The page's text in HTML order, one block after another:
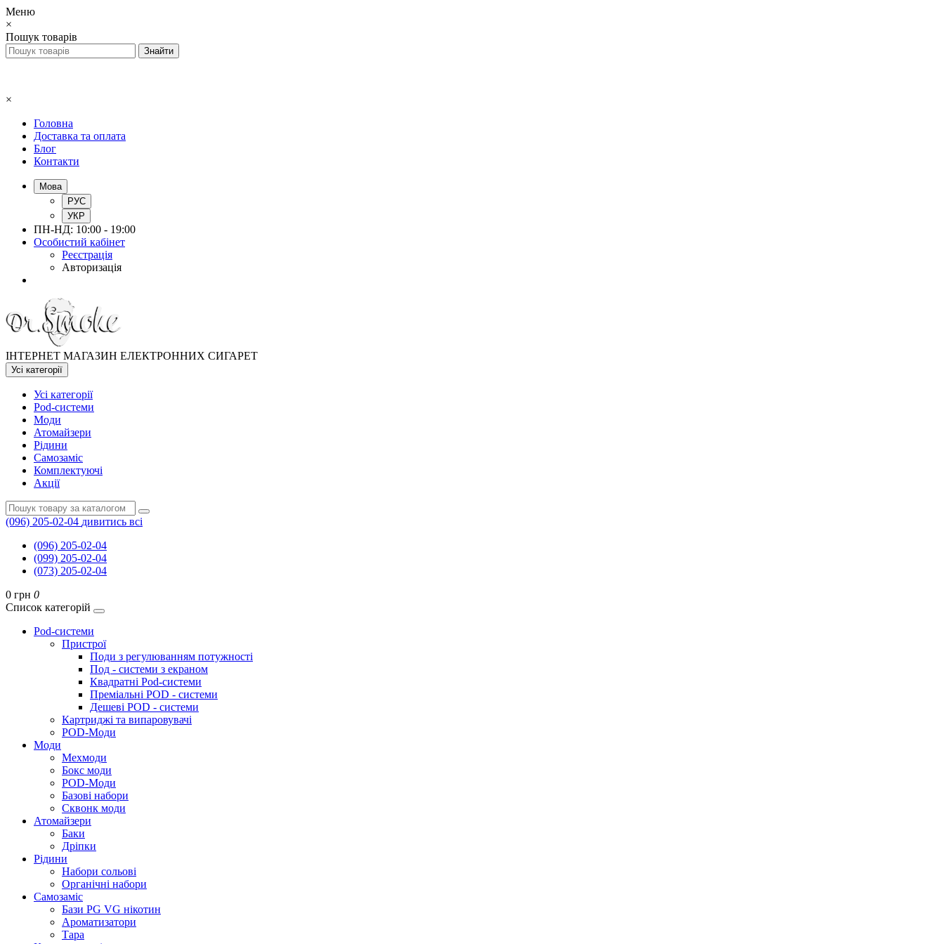
Меню
×
Пошук товарів
×
Головна
Доставка та оплата
Блог
Контакти
Мова
РУС
УКР
ПН-НД: 10:00 - 19:00
Особистий кабінет
Реєстрація
Авторизація
ІНТЕРНЕТ МАГАЗИН ЕЛЕКТРОННИХ СИГАРЕТ
Усі категорії
Усі категорії
Pod-системи
Моди
Атомайзери
Рідини
Самозаміс
Комплектуючі
Акції
(096) 205-02-04 дивитись всі
(096) 205-02-04
(099) 205-02-04
(073) 205-02-04
0 грн 0
Список категорій
Pod-системи
Пристрої
Поди з регулюванням потужності
Под - системи з екраном
Квадратні Pod-системи
Преміальні POD - системи
Дешеві POD - системи
Картриджі та випаровувачі
POD-Моди
Моди
Мехмоди
Бокс моди
POD-Моди
Базові набори
Сквонк моди
Атомайзери
Баки
Дріпки
Рідини
Набори сольові
Органічні набори
Самозаміс
Бази PG VG нікотин
Ароматизатори
Тара